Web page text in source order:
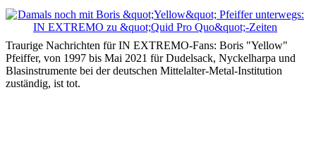
Traurige Nachrichten für IN EXTREMO-Fans: Boris "Yellow"
Pfeiffer, von 1997 bis Mai 2021 für Dudelsack, Nyckelharpa und
Blasinstrumente bei der deutschen Mittelalter-Metal-Institution
zuständig, ist tot.